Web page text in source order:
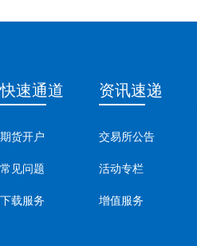
快速通道
期货开户
常见问题
下载服务
资讯速递
交易所公告
活动专栏
增值服务